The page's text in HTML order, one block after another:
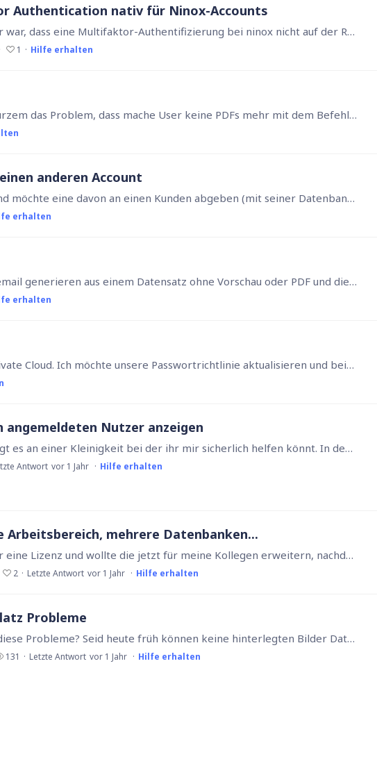
Authentication nativ für Ninox-Accounts
Hi, mein letzter Stand vom Frühjahr war, dass eine Multifaktor-Authentifizierung bei ninox nicht auf der Roadmap steht. Das finde ich weiterhin sehr schade,…
1 Hilfe erhalten
Hallo Zusammen, Wir haben seit Kurzem das Problem, dass mache User keine PDFs mehr mit dem Befehl cre.(Datei := importFile(cre, printAndSaveRecord(myNr, „Layout"), DateiPlanungName)); drucken können,…
anderen Account
Hallo, ich besitze 2 Pro-Lizenzen und möchte eine davon an einen Kunden abgeben (mit seiner Datenbank). In der Abonnenmentverwaltung ist das aber so garnicht vorgesehen,…
erhalten
Hallo Zusammen! Ich möchte eine email generieren aus einem Datensatz ohne Vorschau oder PDF und diese dann versenden. Ist sowas möglich?
erhalten
Hallo, wir sind in der Enterprise Private Cloud. Ich möchte unsere Passwortrichtlinie aktualisieren und beispielsweise die geforderte Länge erhöhen. Dazu habe ich Fragen:…
Nutzer anzeigen
Hallo Zusammen, wieder einmal liegt es an einer Kleinigkeit bei der ihr mir sicherlich helfen könnt. In der Zeiterfassung sollen im Dashboard die bisher erfassten Stunden des Monats des jeweils…
Antwort vor 1 Jahr Hilfe erhalten
Arbeitsbereich, mehrere Datenbanken...
Liebe Ninox Nutzer, ich habe bisher eine Lizenz und wollte die jetzt für meine Kollegen erweitern, nachdem ich die meisten Daten importiert habe. Deswegen habe ich mir die Videos und Hilfeseiten…
2 Letzte Antwort vor 1 Jahr Hilfe erhalten
Probleme
Hallo zusammen, hat jemand auch diese Probleme? Seid heute früh können keine hinterlegten Bilder Dateien mehr angezeigt werden. Es kommt diese Meldung obwohl noch 5 GB an Speicher frei wären.…
131 Letzte Antwort vor 1 Jahr Hilfe erhalten